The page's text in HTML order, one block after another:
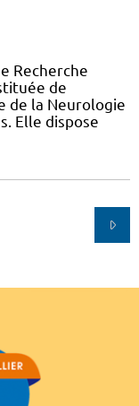
Recherche
de
de la Neurologie
Elle dispose